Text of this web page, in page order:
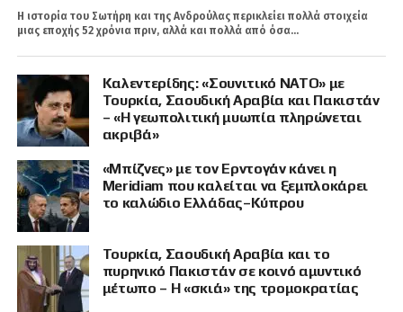
Η ιστορία του Σωτήρη και της Ανδρούλας περικλείει πολλά στοιχεία
μιας εποχής 52 χρόνια πριν, αλλά και πολλά από όσα...
Καλεντερίδης: «Σουνιτικό ΝΑΤΟ» με
Τουρκία, Σαουδική Αραβία και Πακιστάν
– «Η γεωπολιτική μυωπία πληρώνεται
ακριβά»
«Μπίζνες» με τον Ερντογάν κάνει η
Meridiam που καλείται να ξεμπλοκάρει
το καλώδιο Ελλάδας–Κύπρου
Τουρκία, Σαουδική Αραβία και το
πυρηνικό Πακιστάν σε κοινό αμυντικό
μέτωπο – Η «σκιά» της τρομοκρατίας